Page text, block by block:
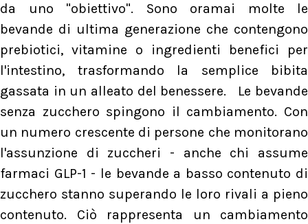
da uno "obiettivo". Sono oramai molte le
bevande di ultima generazione che contengono
prebiotici, vitamine o ingredienti benefici per
l'intestino, trasformando la semplice bibita
gassata in un alleato del benessere. Le bevande
senza zucchero spingono il cambiamento. Con
un numero crescente di persone che monitorano
l'assunzione di zuccheri - anche chi assume
farmaci GLP-1 - le bevande a basso contenuto di
zucchero stanno superando le loro rivali a pieno
contenuto. Ciò rappresenta un cambiamento